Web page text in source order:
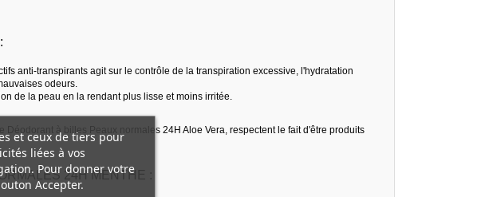
:
anti-transpirants agit sur le contrôle de la transpiration excessive, l'hydratation
odeurs.
de la peau en la rendant plus lisse et moins irritée.
à billes Peaux normales 24H Aloe Vera, respectent le fait d'être produits
24H MENTHE :
et ceux de tiers pour
liées à vos
Pour donner votre
Accepter.